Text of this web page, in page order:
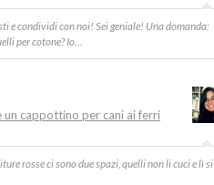
e condividi con noi! Sei geniale! Una domanda:
per cotone? Io…
un cappottino per cani ai ferri
rosse ci sono due spazi, quelli non li cuci e lì si